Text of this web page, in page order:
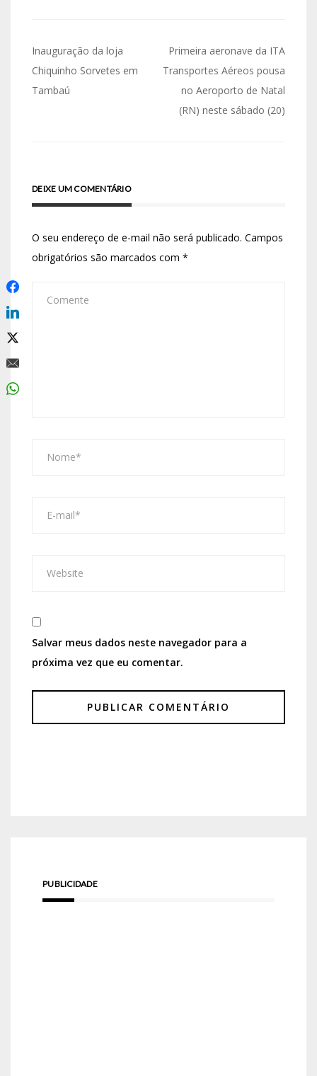
Inauguração da loja
Chiquinho Sorvetes em
Tambaú
Primeira aeronave da ITA
Transportes Aéreos pousa
no Aeroporto de Natal
(RN) neste sábado (20)
DEIXE UM COMENTÁRIO
O seu endereço de e-mail não será publicado. Campos
obrigatórios são marcados com *
Salvar meus dados neste navegador para a
próxima vez que eu comentar.
PUBLICIDADE